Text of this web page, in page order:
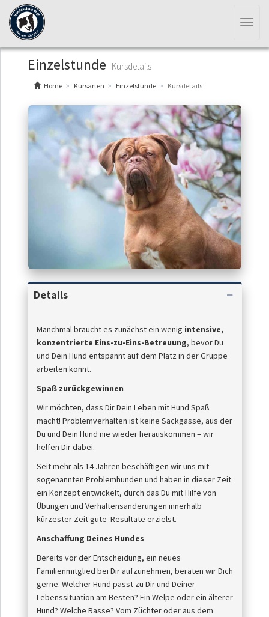
Einzelstunde Kursdetails
Home Kursarten Einzelstunde Kursdetails
Details
Manchmal braucht es zunächst ein wenig intensive,
konzentrierte Eins-zu-Eins-Betreuung, bevor Du
und Dein Hund entspannt auf dem Platz in der Gruppe
arbeiten könnt.
Spaß zurückgewinnen
Wir möchten, dass Dir Dein Leben mit Hund Spaß
macht! Problemverhalten ist keine Sackgasse, aus der
Du und Dein Hund nie wieder herauskommen – wir
helfen Dir dabei.
Seit mehr als 14 Jahren beschäftigen wir uns mit
sogenannten Problemhunden und haben in dieser Zeit
ein Konzept entwickelt, durch das Du mit Hilfe von
Übungen und Verhaltensänderungen innerhalb
kürzester Zeit gute Resultate erzielst.
Anschaffung Deines Hundes
Bereits vor der Entscheidung, ein neues
Familienmitglied bei Dir aufzunehmen, beraten wir Dich
gerne. Welcher Hund passt zu Dir und Deiner
Lebenssituation am Besten? Ein Welpe oder ein älterer
Hund? Welche Rasse? Vom Züchter oder aus dem